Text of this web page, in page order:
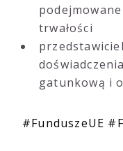
trwałości
gatunkową i
#FunduszeUE